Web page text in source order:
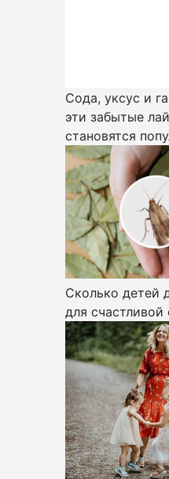
Сода, уксус и
эти забытые
становятся
Сколько детей
для счастливой